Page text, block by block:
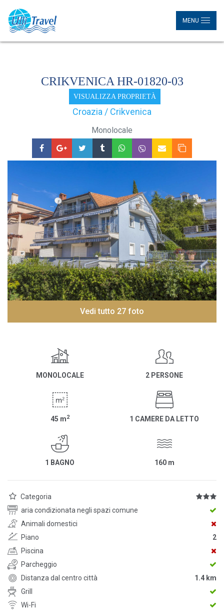
MENU
CRIKVENICA HR-01820-03
VISUALIZZA PROPRIETÀ
Croazia / Crikvenica
Monolocale
Vedi tutto 27 foto
MONOLOCALE 2 PERSONE
45 m2 1 CAMERE DA LETTO
1 BAGNO 160 m
Categoria
aria condizionata negli spazi comune
Animali domestici
Piano
2
Piscina
Parcheggio
Distanza dal centro città
1.4 km
Grill
Wi-Fi